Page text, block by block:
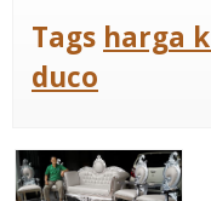
Tags harga
duco